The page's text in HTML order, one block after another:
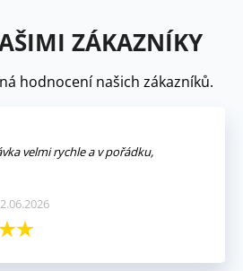
ZÁKAZNÍKY
hodnocení našich zákazníků.
velmi rychle a v pořádku,